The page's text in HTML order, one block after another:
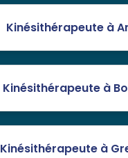
Kinésithérapeute à
Kinésithérapeute à
Kinésithérapeute à